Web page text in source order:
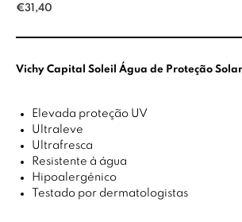
€31,40
Vichy Capital Soleil Água de Proteção
Elevada proteção UV
Ultraleve
Ultrafresca
Resistente à água
Hipoalergénico
Testado por dermatologistas